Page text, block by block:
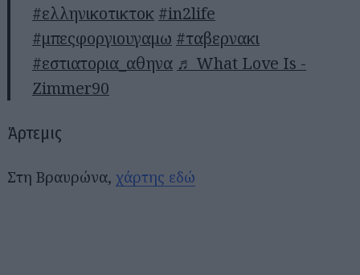
#ελληνικοτικτοκ #in2life
#μπεςφοργιουγαμω #ταβερνακι
#εστιατορια_αθηνα ♬ What Love Is -
Zimmer90
Άρτεμις
Στη Βραυρώνα, χάρτης εδώ